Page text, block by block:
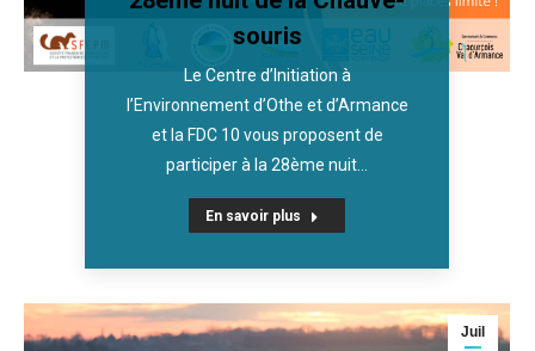
souris
Le Centre d’Initiation à
l’Environnement d’Othe et d’Armance
et la FDC 10 vous proposent de
participer à la 28ème nuit…
En savoir plus
Juil